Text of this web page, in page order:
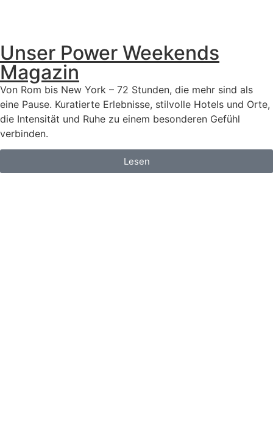
Unser Power Weekends
Magazin
Von Rom bis New York – 72 Stunden, die mehr sind als
eine Pause. Kuratierte Erlebnisse, stilvolle Hotels und Orte,
die Intensität und Ruhe zu einem besonderen Gefühl
verbinden.
Lesen